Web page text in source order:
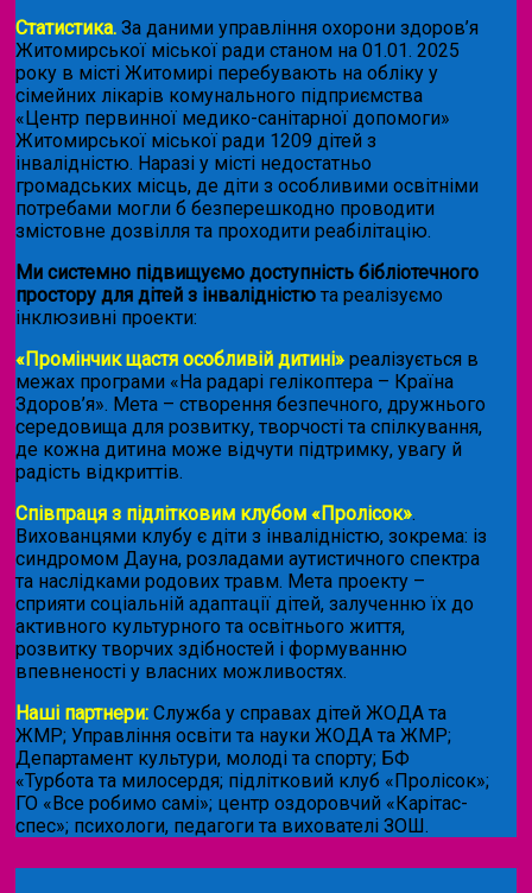
Статистика. За даними управління охорони здоров’я
Житомирської міської ради станом на 01.01. 2025
року в місті Житомирі перебувають на обліку у
сімейних лікарів комунального підприємства
«Центр первинної медико-санітарної допомоги»
Житомирської міської ради 1209 дітей з
інвалідністю. Наразі у місті недостатньо
громадських місць, де діти з особливими освітніми
потребами могли б безперешкодно проводити
змістовне дозвілля та проходити реабілітацію.
Ми системно підвищуємо доступність бібліотечного
простору для дітей з інвалідністю та реалізуємо
інклюзивні проекти:
«Промінчик щастя особливій дитині» реалізується в
межах програми «На радарі гелікоптера – Країна
Здоров’я». Мета – створення безпечного, дружнього
середовища для розвитку, творчості та спілкування,
де кожна дитина може відчути підтримку, увагу й
радість відкриттів.
Співпраця з підлітковим клубом «Пролісок».
Вихованцями клубу є діти з інвалідністю, зокрема: із
синдромом Дауна, розладами аутистичного спектра
та наслідками родових травм. Мета проекту –
сприяти соціальній адаптації дітей, залученню їх до
активного культурного та освітнього життя,
розвитку творчих здібностей і формуванню
впевненості у власних можливостях.
Наші партнери: Служба у справах дітей ЖОДА та
ЖМР; Управління освіти та науки ЖОДА та ЖМР;
Департамент культури, молоді та спорту; БФ
«Турбота та милосердя; підлітковий клуб «Пролісок»;
ГО «Все робимо самі»; центр оздоровчий «Карітас-
спес»; психологи, педагоги та вихователі ЗОШ.